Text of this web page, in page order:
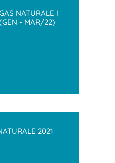
NATURALE I
- MAR/22)
2021